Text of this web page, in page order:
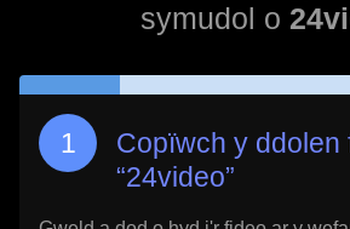
symudol o
Copïwch y ddolen
“24video”